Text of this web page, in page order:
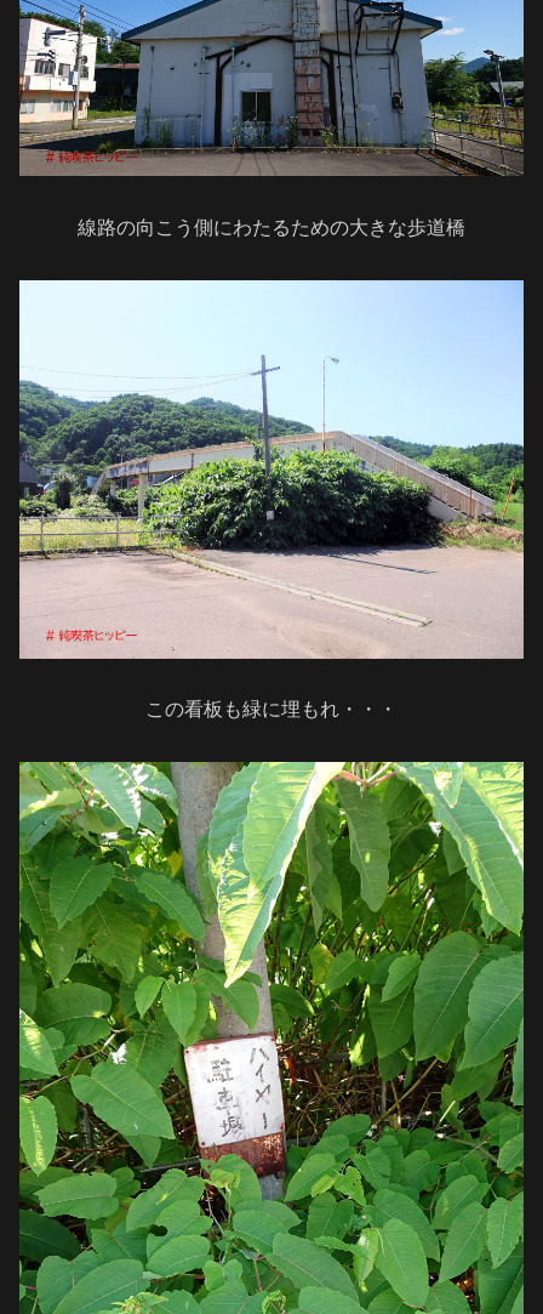
線路の向こう側にわたるための大きな歩道橋
この看板も緑に埋もれ・・・